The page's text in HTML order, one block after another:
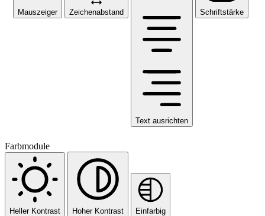
Mauszeiger Zeichenabstand
Text ausrichten
Schriftstärke
Farbmodule
Heller Kontrast Hoher Kontrast Einfarbig